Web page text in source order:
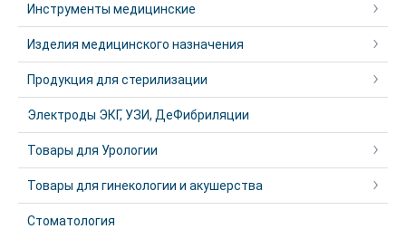
Инструменты медицинские
Изделия медицинского назначения
Продукция для стерилизации
Электроды ЭКГ, УЗИ, ДеФибриляции
Товары для Урологии
Товары для гинекологии и акушерства
Стоматология